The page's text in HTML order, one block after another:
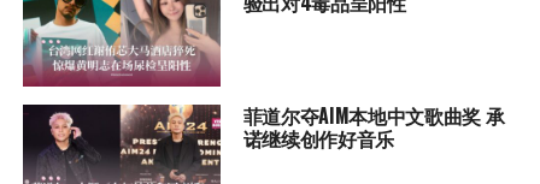
菲道尔夺AIM本地中文歌曲奖 承
诺继续创作好音乐